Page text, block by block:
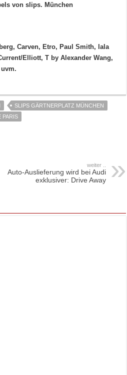
von slips. München
Carven, Etro, Paul Smith, lala
Elliott, T by Alexander Wang,
SLIPS GÄRTNERPLATZ MÜNCHEN
PARIS
weiter ..
Auto-Auslieferung wird bei Audi
exklusiver: Drive Away